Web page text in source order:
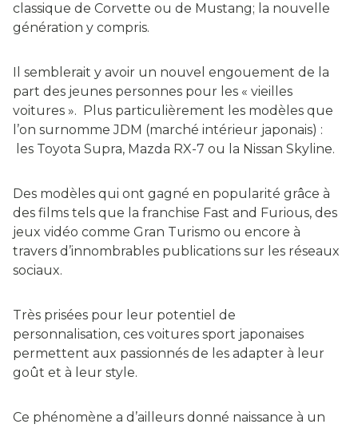
classique de Corvette ou de Mustang; la nouvelle
génération y compris.
Il semblerait y avoir un nouvel engouement de la
part des jeunes personnes pour les « vieilles
voitures ». Plus particulièrement les modèles que
l’on surnomme JDM (marché intérieur japonais) :
les Toyota Supra, Mazda RX-7 ou la Nissan Skyline.
Des modèles qui ont gagné en popularité grâce à
des films tels que la franchise Fast and Furious, des
jeux vidéo comme Gran Turismo ou encore à
travers d’innombrables publications sur les réseaux
sociaux.
Très prisées pour leur potentiel de
personnalisation, ces voitures sport japonaises
permettent aux passionnés de les adapter à leur
goût et à leur style.
Ce phénomène a d’ailleurs donné naissance à un